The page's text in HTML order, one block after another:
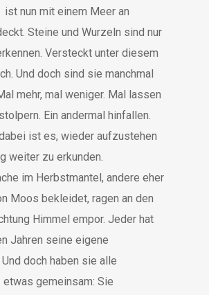
ist nun mit einem Meer an
Steine und Wurzeln sind nur
Versteckt unter diesem
Und doch sind sie manchmal
mehr, mal weniger. Mal lassen
Ein andermal hinfallen.
ist es, wieder aufzustehen
weiter zu erkunden.
im Herbstmantel, andere eher
Moos bekleidet, ragen an den
Himmel empor. Jeder hat
Jahren seine eigene
doch haben sie alle
gemeinsam: Sie